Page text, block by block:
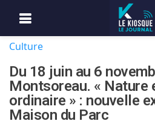
Culture
Du 18 juin au 6
Montsoreau. « Nature
ordinaire » : nouvelle
Maison du Parc